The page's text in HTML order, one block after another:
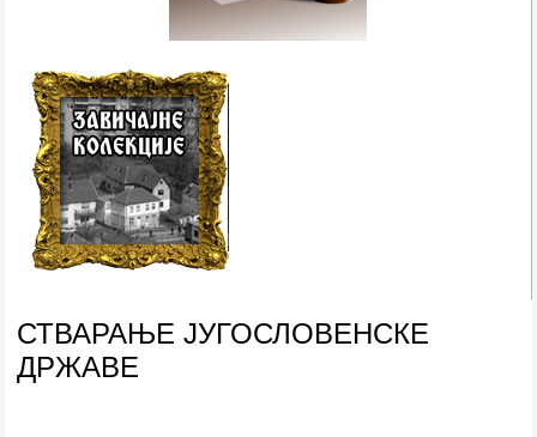
СТВАРАЊЕ ЈУГОСЛОВЕНСКЕ
ДРЖАВЕ